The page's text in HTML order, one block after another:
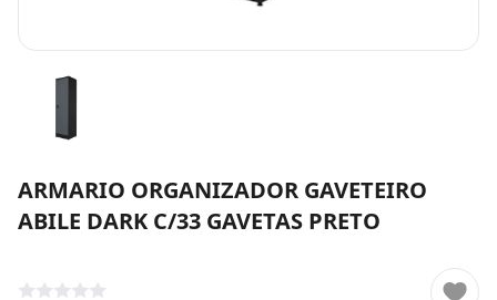
ARMARIO ORGANIZADOR GAVETEIRO
ABILE DARK C/33 GAVETAS PRETO